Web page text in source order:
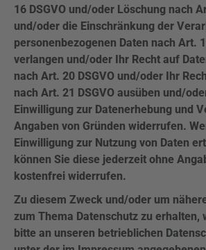
16 DSGVO und/oder Löschung nach
und/oder die Einschränkung der
personenbezogenen Daten nach Art.
verlangen und/oder Ihr Recht auf
nach Art. 20 DSGVO und/oder Ihr
nach Art. 21 DSGVO ausüben und/
Einwilligung zur Datenerhebung und
Angaben von Gründen widerrufen.
Einwilligung zur Nutzung von Daten
können Sie diese jederzeit ohne
kostenfrei widerrufen.
Zu diesem Zweck und/oder um
zum Thema Datenschutz zu erhalten,
bitte an unseren betrieblichen